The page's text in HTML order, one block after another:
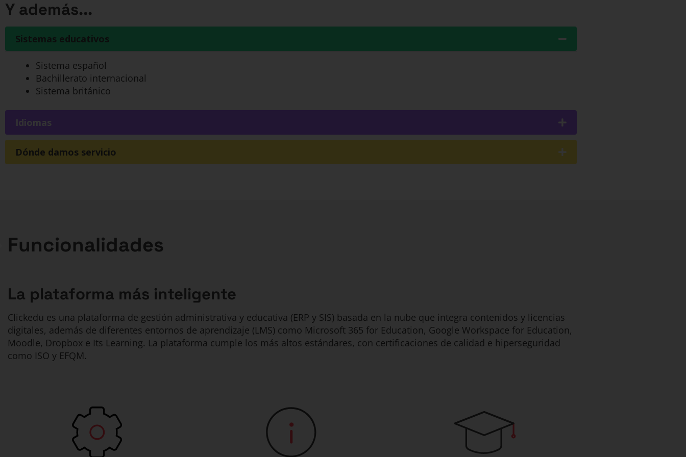
Y además...
Sistemas educativos
Sistema español
Bachillerato internacional
Sistema británico
Idiomas
Dónde damos servicio
Funcionalidades
La plataforma más inteligente
Clickedu es una plataforma de gestión administrativa y educativa (ERP y SIS) basada en la nube que integra contenidos y licencias
digitales, además de diferentes entornos de aprendizaje (LMS) como Microsoft 365 for Education, Google Workspace for Education,
Moodle, Dropbox e Its Learning. La plataforma cumple los más altos estándares, con certificaciones de calidad e hiperseguridad
como ISO y EFQM.